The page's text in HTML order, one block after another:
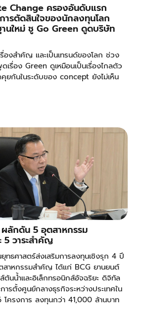
Change ครองอันดับแรก
รตัดสินใจของนักลงทุนโลก
นใหม่ ชู Go Green ดูดบริษัท
องสำคัญ และเป็นเทรนด์ของโลก ช่วง
เรื่อง Green ดูเหมือนเป็นเรื่องไกลตัว
คุยกันในระดับของ concept ยังไม่เห็น
ลักดัน 5 อุตสาหกรรม
5 วาระสำคัญ
ยุทธศาสตร์ส่งเสริมการลงทุนเชิงรุก 4 ปี
าหกรรมสำคัญ ได้แก่ BCG ยานยนต์
ต้นน้ำและอิเล็กทรอนิกส์อัจฉริยะ ดิจิทัล
ารตั้งศูนย์กลางธุรกิจระหว่างประเทศใน
ครงการ ลงทุนกว่า 41,000 ล้านบาท